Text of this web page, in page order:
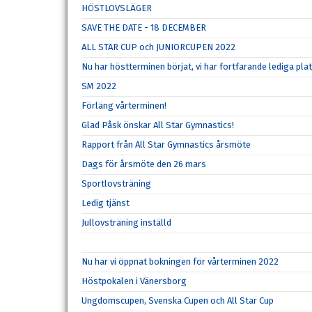
HÖSTLOVSLÄGER
SAVE THE DATE - 18 DECEMBER
ALL STAR CUP och JUNIORCUPEN 2022
Nu har höstterminen börjat, vi har fortfarande lediga
SM 2022
Förläng vårterminen!
Glad Påsk önskar All Star Gymnastics!
Rapport från All Star Gymnastics årsmöte
Dags för årsmöte den 26 mars
Sportlovsträning
Ledig tjänst
Jullovsträning inställd
Nu har vi öppnat bokningen för vårterminen 2022
Höstpokalen i Vänersborg
Ungdomscupen, Svenska Cupen och All Star Cup